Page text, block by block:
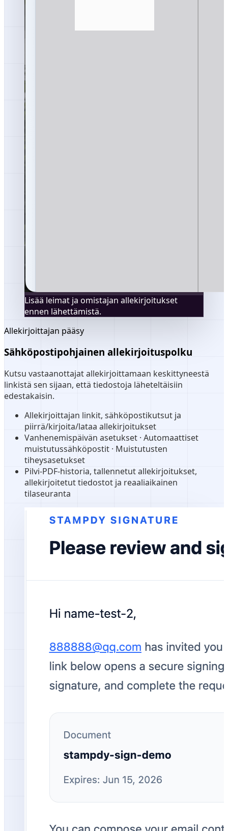
Lisää leimat ja omistajan allekirjoitukset
ennen lähettämistä.
Allekirjoittajan pääsy
Sähköpostipohjainen allekirjoituspolku
Kutsu vastaanottajat allekirjoittamaan keskittyneestä
linkistä sen sijaan, että tiedostoja läheteltäisiin
edestakaisin.
Allekirjoittajan linkit, sähköpostikutsut ja
piirrä/kirjoita/lataa allekirjoitukset
Vanhenemispäivän asetukset · Automaattiset
muistutussähköpostit · Muistutusten
tiheysasetukset
Pilvi-PDF-historia, tallennetut allekirjoitukset,
allekirjoitetut tiedostot ja reaaliaikainen
tilaseuranta